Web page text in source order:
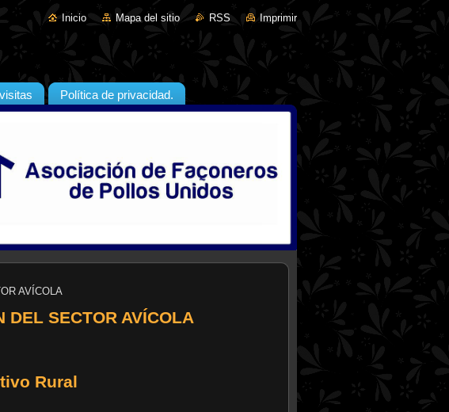
Inicio Mapa del sitio RSS Imprimir
Política de privacidad.
AVÍCOLA
DEL SECTOR AVÍCOLA
Rural